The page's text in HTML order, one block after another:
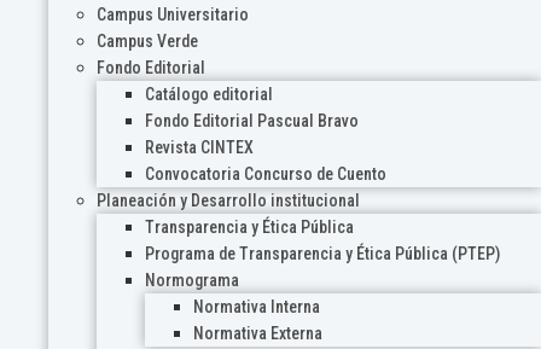
Campus Universitario
Campus Verde
Fondo Editorial
Catálogo editorial
Fondo Editorial Pascual Bravo
Revista CINTEX
Convocatoria Concurso de Cuento
Planeación y Desarrollo institucional
Transparencia y Ética Pública
Programa de Transparencia y Ética Pública (PTEP)
Normograma
Normativa Interna
Normativa Externa